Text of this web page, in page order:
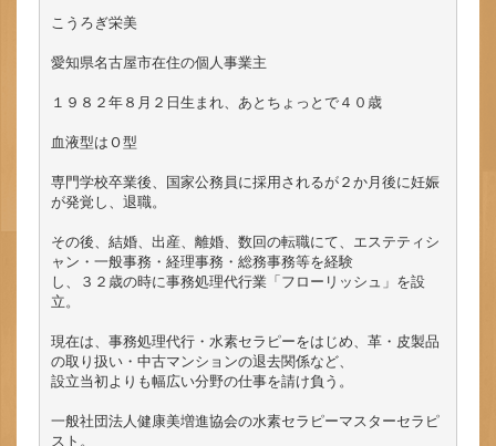
こうろぎ栄美
愛知県名古屋市在住の個人事業主
１９８２年８月２日生まれ、あとちょっとで４０歳
血液型はＯ型
専門学校卒業後、国家公務員に採用されるが２か月後に妊娠
が発覚し、退職。
その後、結婚、出産、離婚、数回の転職にて、エステティシ
ャン・一般事務・経理事務・総務事務等を経験
し、３２歳の時に事務処理代行業「フローリッシュ」を設
立。
現在は、事務処理代行・水素セラピーをはじめ、革・皮製品
の取り扱い・中古マンションの退去関係など、
設立当初よりも幅広い分野の仕事を請け負う。
一般社団法人健康美増進協会の水素セラピーマスターセラピ
スト。